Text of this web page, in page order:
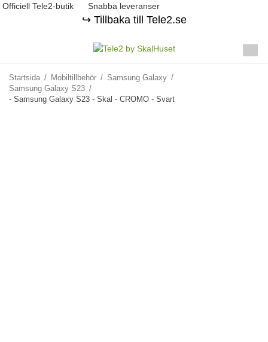
Officiell Tele2-butik Snabba leveranser
↪️ Tillbaka till Tele2.se
Startsida / Mobiltillbehör / Samsung Galaxy /
Samsung Galaxy S23 /
- Samsung Galaxy S23 - Skal - CROMO - Svart